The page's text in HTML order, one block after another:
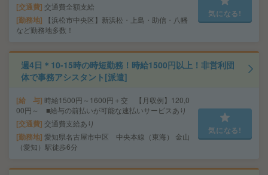
交通費 交通費全額支給
勤務地
【浜松市中央区】新浜松・上島・助信・八幡
など勤務地多数！
気になる!
週4日＊10-15時の時短勤務！時給1500円以上！非営利団
体で事務アシスタント[派遣]
給 与 時給1500円～1600円＋交 【月収例】120,0
00円～ ■給与の前払いが可能な速払いサービスあり
交通費 交通費支給あり
勤務地 愛知県名古屋市中区 中央本線（東海） 金山
（愛知）駅徒歩6分
気になる!